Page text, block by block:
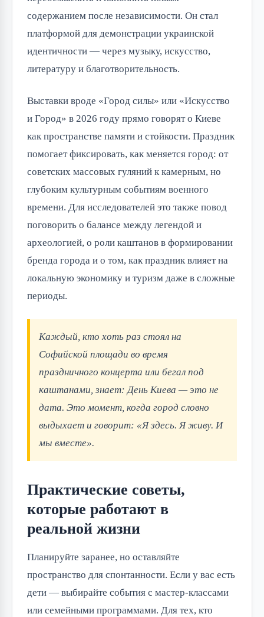
содержанием после независимости. Он стал
платформой для демонстрации украинской
идентичности — через музыку, искусство,
литературу и благотворительность.
Выставки вроде «Город силы» или «Искусство
и Город» в 2026 году прямо говорят о Киеве
как пространстве памяти и стойкости. Праздник
помогает фиксировать, как меняется город: от
советских массовых гуляний к камерным, но
глубоким культурным событиям военного
времени. Для исследователей это также повод
поговорить о балансе между легендой и
археологией, о роли каштанов в формировании
бренда города и о том, как праздник влияет на
локальную экономику и туризм даже в сложные
периоды.
Каждый, кто хоть раз стоял на
Софийской площади во время
праздничного концерта или бегал под
каштанами, знает: День Киева — это не
дата. Это момент, когда город словно
выдыхает и говорит: «Я здесь. Я живу. И
мы вместе».
Практические советы,
которые работают в
реальной жизни
Планируйте заранее, но оставляйте
пространство для спонтанности. Если у вас есть
дети — выбирайте события с мастер-классами
или семейными программами. Для тех, кто